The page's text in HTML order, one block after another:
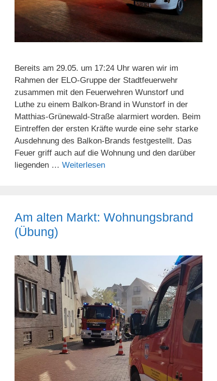
Bereits am 29.05. um 17:24 Uhr waren wir im
Rahmen der ELO-Gruppe der Stadtfeuerwehr
zusammen mit den Feuerwehren Wunstorf und
Luthe zu einem Balkon-Brand in Wunstorf in der
Matthias-Grünewald-Straße alarmiert worden. Beim
Eintreffen der ersten Kräfte wurde eine sehr starke
Ausdehnung des Balkon-Brands festgestellt. Das
Feuer griff auch auf die Wohnung und den darüber
liegenden … Weiterlesen
Am alten Markt: Wohnungsbrand
(Übung)